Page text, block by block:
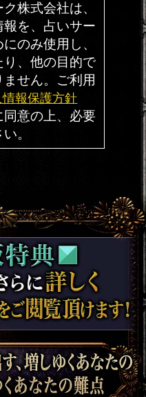
『比
にど
いる
に起
る術
わせで導
九符に
かう
豊か
とを